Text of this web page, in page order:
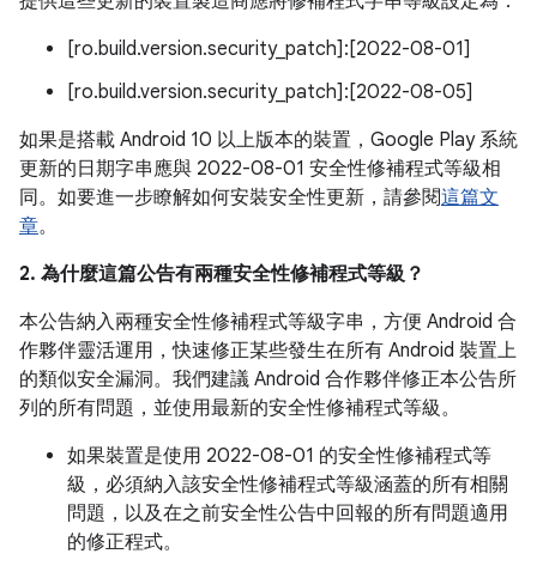
[ro.build.version.security_patch]:[2022-08-01]
[ro.build.version.security_patch]:[2022-08-05]
如果是搭載 Android 10 以上版本的裝置，Google Play 系統
更新的日期字串應與 2022-08-01 安全性修補程式等級相
同。如要進一步瞭解如何安裝安全性更新，請參閱這篇文
章。
2. 為什麼這篇公告有兩種安全性修補程式等級？
本公告納入兩種安全性修補程式等級字串，方便 Android 合
作夥伴靈活運用，快速修正某些發生在所有 Android 裝置上
的類似安全漏洞。我們建議 Android 合作夥伴修正本公告所
列的所有問題，並使用最新的安全性修補程式等級。
如果裝置是使用 2022-08-01 的安全性修補程式等
級，必須納入該安全性修補程式等級涵蓋的所有相關
問題，以及在之前安全性公告中回報的所有問題適用
的修正程式。